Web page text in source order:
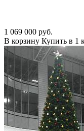
1 069 000 руб.
В корзину Купить в 1